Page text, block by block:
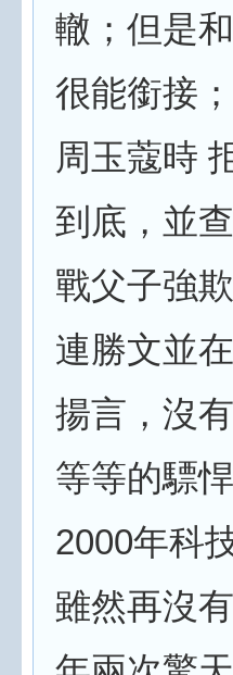
轍；但是
很能銜接
周玉蔻時
到底，並
戰父子強
連勝文並
揚言，沒
等等的驃
2000年科
雖然再沒